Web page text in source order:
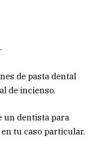
de pasta dental
de incienso.
un dentista para
tu caso particular.